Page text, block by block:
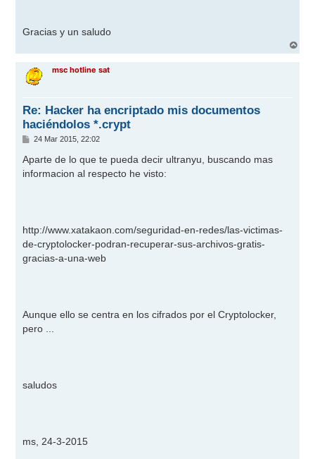
Gracias y un saludo
r
msc hotline sat
Re: Hacker ha encriptado mis documentos
haciéndolos *.crypt
M
n
s
a
24 Mar 2015, 22:02
Aparte de lo que te pueda decir ultranyu, buscando mas
informacion al respecto he visto:
http://www.xatakaon.com/seguridad-en-redes/las-victimas-
de-cryptolocker-podran-recuperar-sus-archivos-gratis-
gracias-a-una-web
Aunque ello se centra en los cifrados por el Cryptolocker,
pero ...
saludos
ms, 24-3-2015